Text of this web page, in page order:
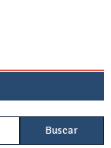
Buscar: